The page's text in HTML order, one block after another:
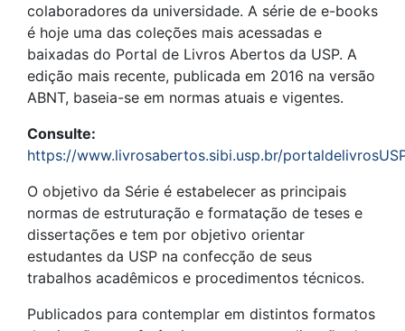
colaboradores da universidade. A série de e-books
é hoje uma das coleções mais acessadas e
baixadas do Portal de Livros Abertos da USP. A
edição mais recente, publicada em 2016 na versão
ABNT, baseia-se em normas atuais e vigentes.
Consulte:
https://www.livrosabertos.sibi.usp.br/
O objetivo da Série é estabelecer as principais
normas de estruturação e formatação de teses e
dissertações e tem por objetivo orientar
estudantes da USP na confecção de seus
trabalhos acadêmicos e procedimentos técnicos.
Publicados para contemplar em distintos formatos